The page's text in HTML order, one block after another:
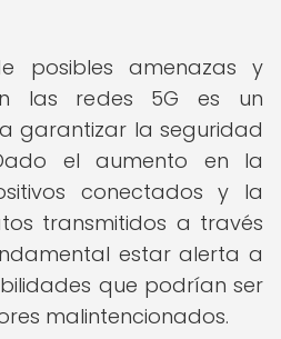
posibles amenazas y
las redes 5G es un
garantizar la seguridad
el aumento en la
conectados y la
transmitidos a través
estar alerta a
que podrían ser
malintencionados.